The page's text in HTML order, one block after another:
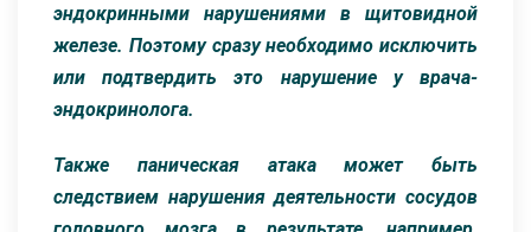
эндокринными нарушениями в щитовидной
железе. Поэтому сразу необходимо исключить
или подтвердить это нарушение у врача-
эндокринолога.
Также паническая атака может быть
следствием нарушения деятельности сосудов